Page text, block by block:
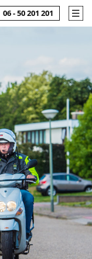
06 - 50 201 201